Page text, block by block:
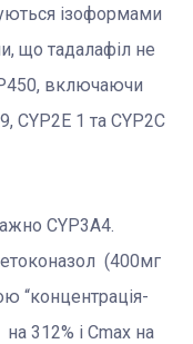
ізоформами
що тадалафіл не
включаючи
CYP2Е 1 та CYP2С
CYP3A4.
(400мг
“концентрація-
на 312% і Сmax на